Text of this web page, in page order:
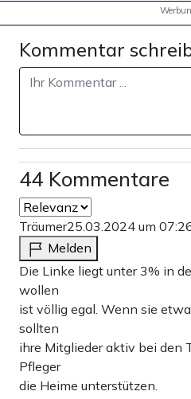
Kommentar
44 Kommentare
Träumer25.03.2024 um
Melden
Die Linke liegt unter 3% in
wollen
ist völlig egal. Wenn sie
sollten
ihre Mitglieder aktiv bei den
Pfleger
die Heime unterstützen.